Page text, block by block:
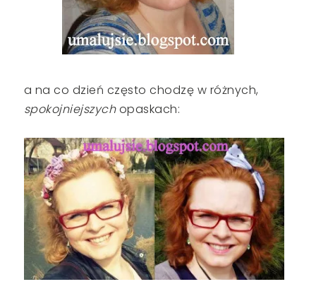
a na co dzień często chodzę w różnych,
spokojniejszychopaskach: